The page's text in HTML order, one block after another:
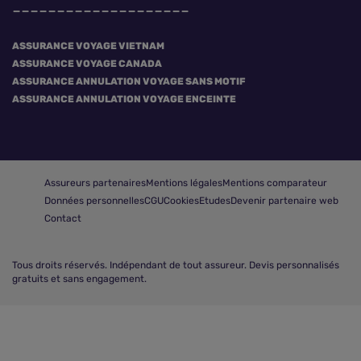
ASSURANCE VOYAGE VIETNAM
ASSURANCE VOYAGE CANADA
ASSURANCE ANNULATION VOYAGE SANS MOTIF
ASSURANCE ANNULATION VOYAGE ENCEINTE
Assureurs partenairesMentions légalesMentions comparateur
Données personnellesCGUCookiesEtudesDevenir partenaire web
Contact
Tous droits réservés. Indépendant de tout assureur. Devis personnalisés
gratuits et sans engagement.